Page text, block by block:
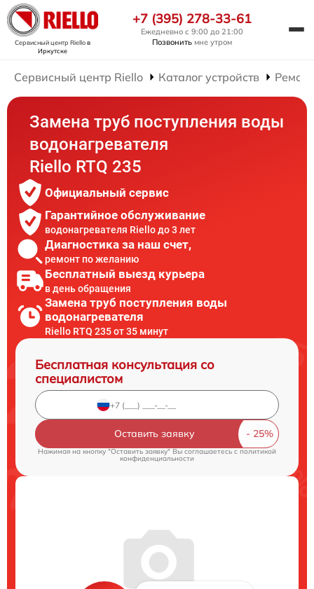
Сервисный центр Rielloв
Иркутске
+7 (395) 278-33-61
Ежедневно с 9:00 до 21:00
Позвонить мне утром
Сервисный центр Riello Каталог устройств
Замена труб поступления воды
водонагревателя
Riello RTQ 235
Официальный сервис
Гарантийное обслуживание
водонагревателя Riello до 3 лет
Диагностика за наш счет,
ремонт по желанию
Бесплатный выезд курьера
в день обращения
Замена труб поступления воды
водонагревателя
Riello RTQ 235 от 35 минут
Бесплатная консультация со
специалистом
Оставить заявку
Нажимая на кнопку "Оставить заявку" Вы соглашаетесь c политикой
конфиденциальности